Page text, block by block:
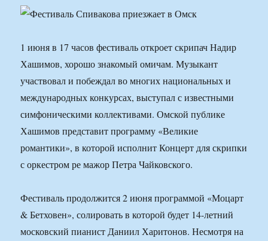
1 июня в 17 часов фестиваль откроет скрипач Надир
Хашимов, хорошо знакомый омичам. Музыкант
участвовал и побеждал во многих национальных и
международных конкурсах, выступал с известными
симфоническими коллективами. Омской публике
Хашимов представит программу «Великие
романтики», в которой исполнит Концерт для скрипки
с оркестром ре мажор Петра Чайковского.
Фестиваль продолжится 2 июня программой «Моцарт
& Бетховен», солировать в которой будет 14-летний
московский пианист Даниил Харитонов. Несмотря на